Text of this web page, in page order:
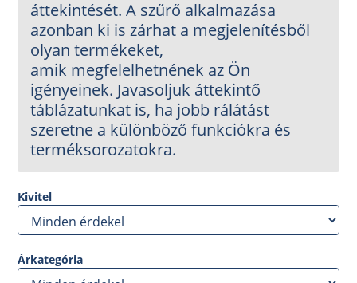
áttekintését. A szűrő alkalmazása
azonban ki is zárhat a megjelenítésből
olyan termékeket,
amik megfelelhetnének az Ön
igényeinek. Javasoljuk áttekintő
táblázatunkat is, ha jobb rálátást
szeretne a különböző funkciókra és
terméksorozatokra.
Kivitel
Árkategória